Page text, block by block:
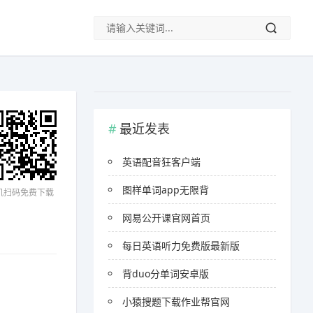
扫码免费下载
最近发表
英语配音狂客户端
图样单词app无限背
网易公开课官网首页
每日英语听力免费版最新版
背duo分单词安卓版
小猿搜题下载作业帮官网